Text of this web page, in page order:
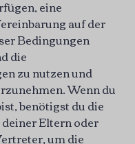
eine
auf der
Bedingungen
die
zu nutzen und
Wenn du
benötigst du die
Eltern oder
um die